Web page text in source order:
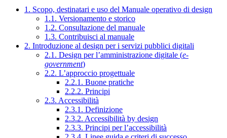
1. Scopo, destinatari e uso del Manuale operativo di design
1.1. Versionamento e storico
1.2. Consultazione del manuale
1.3. Contribuisci al manuale
2. Introduzione al design per i servizi pubblici digitali
2.1. Design per l’amministrazione digitale (e-
government)
2.2. L’approccio progettuale
2.2.1. Buone pratiche
2.2.2. Principi
2.3. Accessibilità
2.3.1. Definizione
2.3.2. Accessibilità by design
2.3.3. Principi per l’accessibilità